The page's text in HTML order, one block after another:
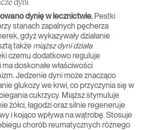
dynię w lecznictwie. Pestki
stanach zapalnych pęcherza
gdyż wykazywały działanie
także miąższ dyni działa
czemu dodatkowo reguluje
doskonałe właściwości
Jedzenie dyni może znacząco
glukozy we krwi, co przyczynia się w
cukrzycy. Miąższ stymuluje
żółci, łagodzi oraz silnie regeneruje
i kojąco wpływa na wątrobę. Stosuje
chorób reumatycznych różnego